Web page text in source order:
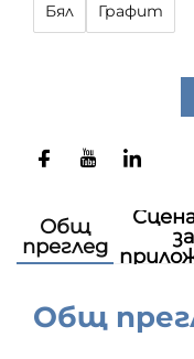
Бял Графит
Общ
преглед
за
Общ